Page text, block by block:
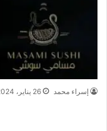
إسراء محمد 26 يناير، 2024